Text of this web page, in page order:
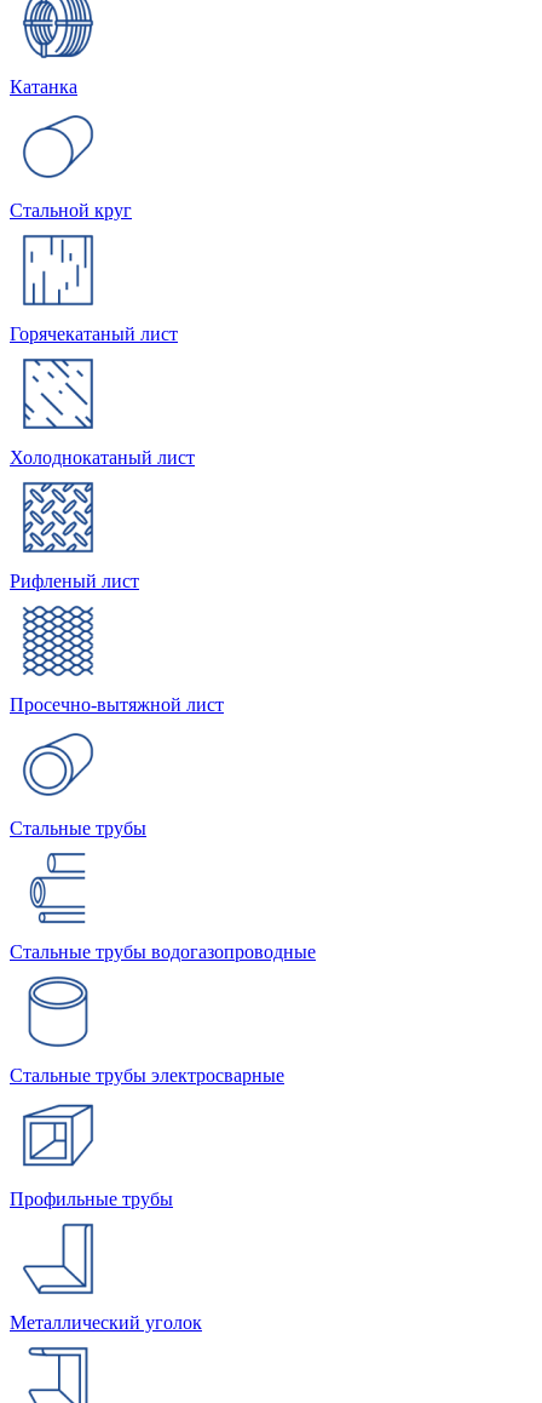
Катанка
Стальной круг
Горячекатаный лист
Холоднокатаный лист
Рифленый лист
Просечно-вытяжной лист
Стальные трубы
Стальные трубы водогазопроводные
Стальные трубы электросварные
Профильные трубы
Металлический уголок